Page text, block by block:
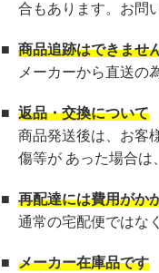
合もあります。お問
■ 商品追跡はできませ
メーカーから直送の
■ 返品・交換について
商品発送後は、お客
傷等が あった場合は
■ 再配達には費用がか
通常の宅配便ではな
■ メーカー在庫品です